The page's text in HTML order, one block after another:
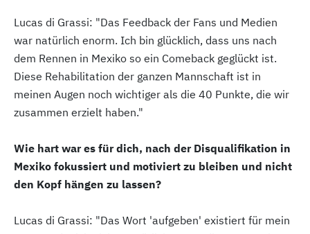
Lucas di Grassi: "Das Feedback der Fans und Medien
war natürlich enorm. Ich bin glücklich, dass uns nach
dem Rennen in Mexiko so ein Comeback geglückt ist.
Diese Rehabilitation der ganzen Mannschaft ist in
meinen Augen noch wichtiger als die 40 Punkte, die wir
zusammen erzielt haben."
Wie hart war es für dich, nach der Disqualifikation in
Mexiko fokussiert und motiviert zu bleiben und nicht
den Kopf hängen zu lassen?
Lucas di Grassi: "Das Wort 'aufgeben' existiert für mein